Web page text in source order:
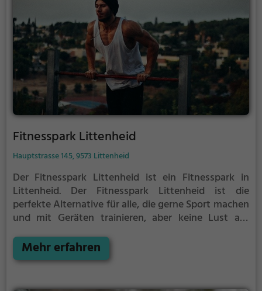
Fitnesspark Littenheid
Hauptstrasse 145, 9573 Littenheid
Der Fitnesspark Littenheid ist ein Fitnesspark in
Littenheid. Der Fitnesspark Littenheid ist die
perfekte Alternative für alle, die gerne Sport machen
und mit Geräten trainieren, aber keine Lust auf
Mehr erfahren